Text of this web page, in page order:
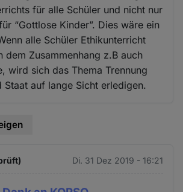
für alle Schüler und nicht nur
“Gottlose Kinder”. Dies wäre ein
alle Schüler Ethikunterricht
dem Zusammenhang z.B auch
wird sich das Thema Trennung
Staat auf lange Sicht erledigen.
Di. 31 Dez 2019 - 16:21